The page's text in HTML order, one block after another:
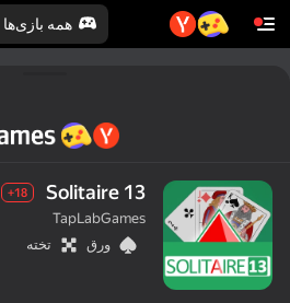
همه بازی‌ها
Solitaire 13
18+
TapLabGames
ورق
تخته